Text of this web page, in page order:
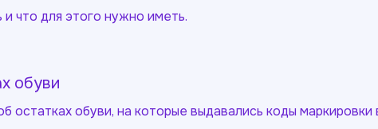
что для этого нужно иметь.
обуви
остатках обуви, на которые выдавались коды